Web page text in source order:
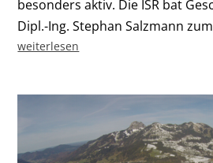
besonders aktiv. Die ISR bat
Dipl.-Ing. Stephan Salzmann
weiterlesen